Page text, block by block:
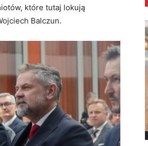
które tutaj lokują
Balczun.